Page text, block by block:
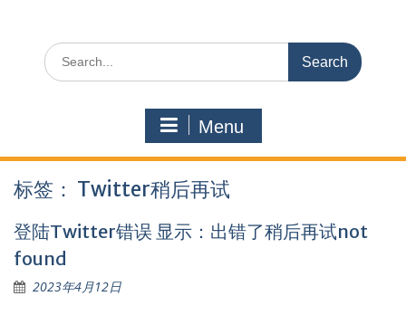
Search
for:
Menu
标签： Twitter稍后再试
登陆Twitter错误 显示：出错了稍后再试not
found
2023年4月12日